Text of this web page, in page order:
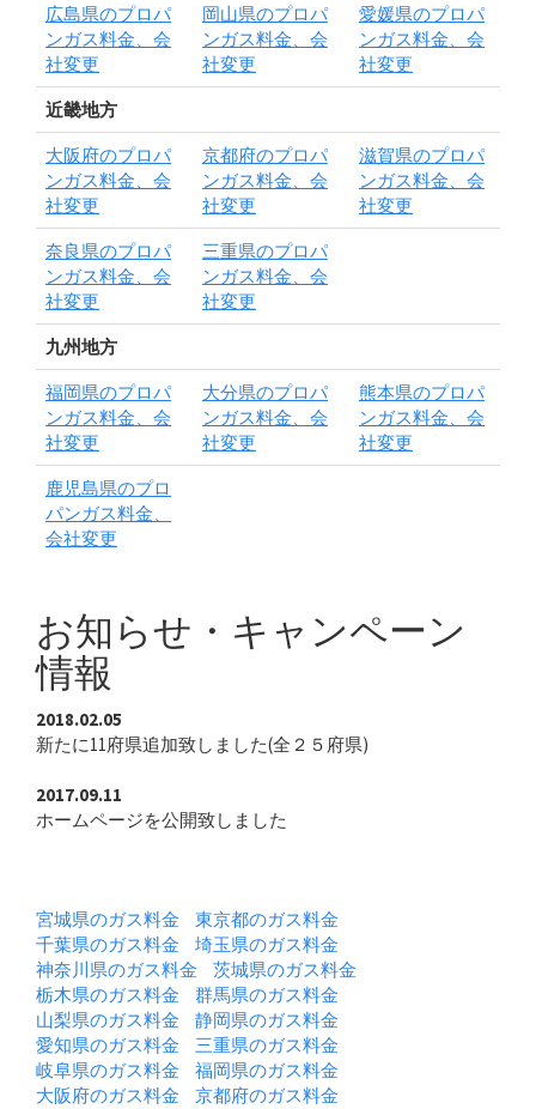
広島県のプロパ
ンガス料金、会
社変更
岡山県のプロパ
ンガス料金、会
社変更
愛媛県のプロパ
ンガス料金、会
社変更
近畿地方
大阪府のプロパ
ンガス料金、会
社変更
京都府のプロパ
ンガス料金、会
社変更
滋賀県のプロパ
ンガス料金、会
社変更
奈良県のプロパ
ンガス料金、会
社変更
三重県のプロパ
ンガス料金、会
社変更
九州地方
福岡県のプロパ
ンガス料金、会
社変更
大分県のプロパ
ンガス料金、会
社変更
熊本県のプロパ
ンガス料金、会
社変更
鹿児島県のプロ
パンガス料金、
会社変更
お知らせ・キャンペーン
情報
2018.02.05
新たに11府県追加致しました(全２５府県)
2017.09.11
ホームページを公開致しました
宮城県のガス料金
東京都のガス料金
千葉県のガス料金
埼玉県のガス料金
神奈川県のガス料金
茨城県のガス料金
栃木県のガス料金
群馬県のガス料金
山梨県のガス料金
静岡県のガス料金
愛知県のガス料金
三重県のガス料金
岐阜県のガス料金
福岡県のガス料金
大阪府のガス料金
京都府のガス料金